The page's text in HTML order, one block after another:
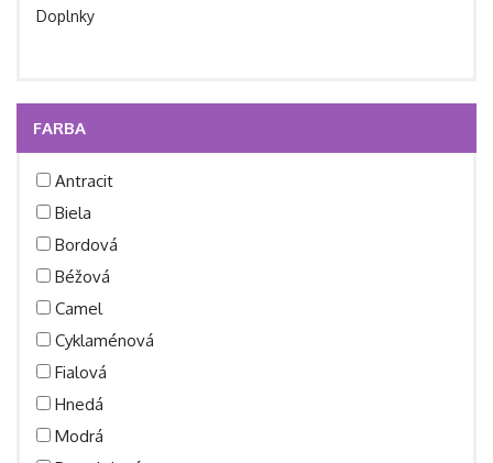
Doplnky
FARBA
Antracit
Biela
Bordová
Béžová
Camel
Cyklaménová
Fialová
Hnedá
Modrá